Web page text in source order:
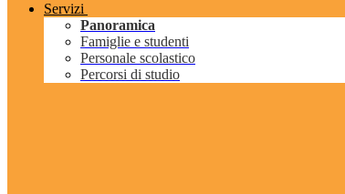
Servizi
Panoramica
Famiglie e studenti
Personale scolastico
Percorsi di studio